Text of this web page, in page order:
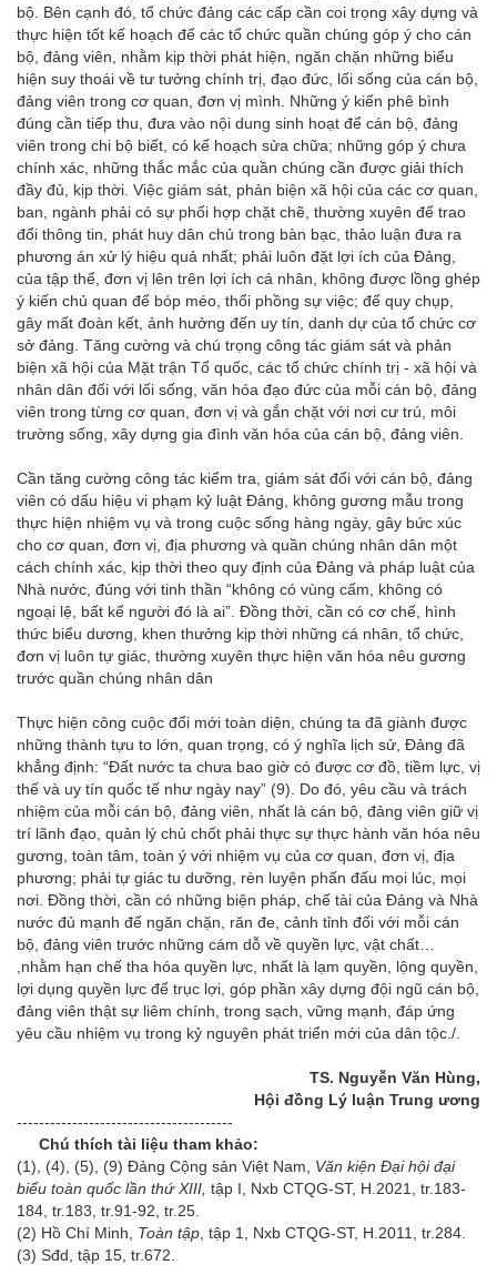
bộ. Bên cạnh đó, tổ chức đảng các cấp cần coi trọng xây dựng và
thực hiện tốt kế hoạch để các tổ chức quần chúng góp ý cho cán
bộ, đảng viên, nhằm kịp thời phát hiện, ngăn chặn những biểu
hiện suy thoái về tư tưởng chính trị, đạo đức, lối sống của cán bộ,
đảng viên trong cơ quan, đơn vị mình. Những ý kiến phê bình
đúng cần tiếp thu, đưa vào nội dung sinh hoạt để cán bộ, đảng
viên trong chi bộ biết, có kế hoạch sửa chữa; những góp ý chưa
chính xác, những thắc mắc của quần chúng cần được giải thích
đầy đủ, kịp thời. Việc giám sát, phản biện xã hội của các cơ quan,
ban, ngành phải có sự phối hợp chặt chẽ, thường xuyên để trao
đổi thông tin, phát huy dân chủ trong bàn bạc, thảo luận đưa ra
phương án xử lý hiệu quả nhất; phải luôn đặt lợi ích của Đảng,
của tập thể, đơn vị lên trên lợi ích cá nhân, không được lồng ghép
ý kiến chủ quan để bóp méo, thổi phồng sự việc; để quy chụp,
gây mất đoàn kết, ảnh hưởng đến uy tín, danh dự của tổ chức cơ
sở đảng. Tăng cường và chú trọng công tác giám sát và phản
biện xã hội của Mặt trận Tổ quốc, các tổ chức chính trị - xã hội và
nhân dân đối với lối sống, văn hóa đạo đức của mỗi cán bộ, đảng
viên trong từng cơ quan, đơn vị và gắn chặt với nơi cư trú, môi
trường sống, xây dựng gia đình văn hóa của cán bộ, đảng viên.
Cần tăng cường công tác kiểm tra, giám sát đối với cán bộ, đảng
viên có dấu hiệu vi phạm kỷ luật Đảng, không gương mẫu trong
thực hiện nhiệm vụ và trong cuộc sống hàng ngày, gây bức xúc
cho cơ quan, đơn vị, địa phương và quần chúng nhân dân một
cách chính xác, kịp thời theo quy định của Đảng và pháp luật của
Nhà nước, đúng với tinh thần “không có vùng cấm, không có
ngoại lệ, bất kể người đó là ai”. Đồng thời, cần có cơ chế, hình
thức biểu dương, khen thưởng kịp thời những cá nhân, tổ chức,
đơn vị luôn tự giác, thường xuyên thực hiện văn hóa nêu gương
trước quần chúng nhân dân
Thực hiện công cuộc đổi mới toàn diện, chúng ta đã giành được
những thành tựu to lớn, quan trọng, có ý nghĩa lịch sử, Đảng đã
khẳng định: “Đất nước ta chưa bao giờ có được cơ đồ, tiềm lực, vị
thế và uy tín quốc tế như ngày nay” (9). Do đó, yêu cầu và trách
nhiệm của mỗi cán bộ, đảng viên, nhất là cán bộ, đảng viên giữ vị
trí lãnh đạo, quản lý chủ chốt phải thực sự thực hành văn hóa nêu
gương, toàn tâm, toàn ý với nhiệm vụ của cơ quan, đơn vị, địa
phương; phải tự giác tu dưỡng, rèn luyện phấn đấu mọi lúc, mọi
nơi. Đồng thời, cần có những biện pháp, chế tài của Đảng và Nhà
nước đủ mạnh để ngăn chặn, răn đe, cảnh tỉnh đối với mỗi cán
bộ, đảng viên trước những cám dỗ về quyền lực, vật chất…
,nhằm hạn chế tha hóa quyền lực, nhất là lạm quyền, lộng quyền,
lợi dụng quyền lực để trục lợi, góp phần xây dựng đội ngũ cán bộ,
đảng viên thật sự liêm chính, trong sạch, vững mạnh, đáp ứng
yêu cầu nhiệm vụ trong kỷ nguyên phát triển mới của dân tộc./.
TS. Nguyễn Văn Hùng,
Hội đồng Lý luận Trung ương
---------------------------------------
Chú thích tài liệu tham khảo:
(1), (4), (5), (9) Đảng Cộng sản Việt Nam, Văn kiện Đại hội đại
biểu toàn quốc lần thứ XIII, tập I, Nxb CTQG-ST, H.2021, tr.183-
184, tr.183, tr.91-92, tr.25.
(2) Hồ Chí Minh, Toàn tập , tập 1, Nxb CTQG-ST, H.2011, tr.284.
(3) Sđd, tập 15, tr.672.